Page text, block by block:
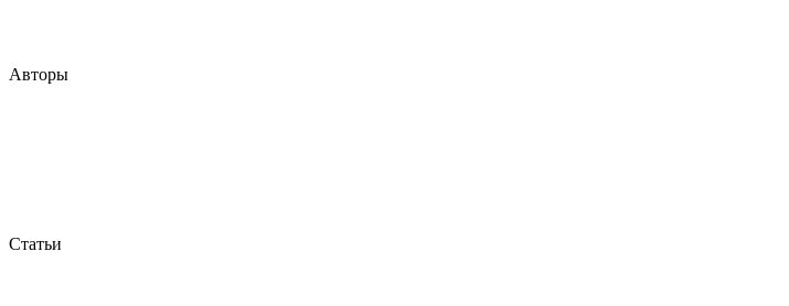
Авторы
Статьи